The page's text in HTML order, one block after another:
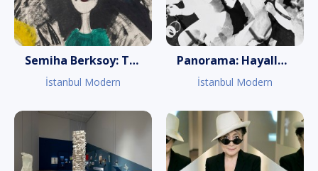
Semiha Berksoy: Tüm Renklerin Aryası
İstanbul Modern
Panorama: Hayaller ve Yerler
İstanbul Modern